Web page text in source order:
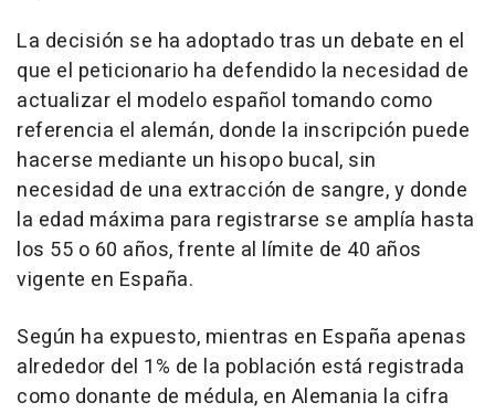
La decisión se ha adoptado tras un debate en el
que el peticionario ha defendido la necesidad de
actualizar el modelo español tomando como
referencia el alemán, donde la inscripción puede
hacerse mediante un hisopo bucal, sin
necesidad de una extracción de sangre, y donde
la edad máxima para registrarse se amplía hasta
los 55 o 60 años, frente al límite de 40 años
vigente en España.
Según ha expuesto, mientras en España apenas
alrededor del 1% de la población está registrada
como donante de médula, en Alemania la cifra